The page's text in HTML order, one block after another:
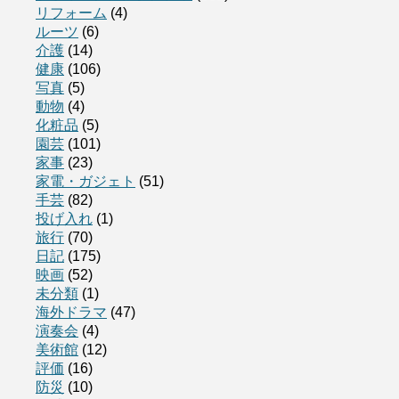
リフォーム (4)
ルーツ (6)
介護 (14)
健康 (106)
写真 (5)
動物 (4)
化粧品 (5)
園芸 (101)
家事 (23)
家電・ガジェト (51)
手芸 (82)
投げ入れ (1)
旅行 (70)
日記 (175)
映画 (52)
未分類 (1)
海外ドラマ (47)
演奏会 (4)
美術館 (12)
評価 (16)
防災 (10)